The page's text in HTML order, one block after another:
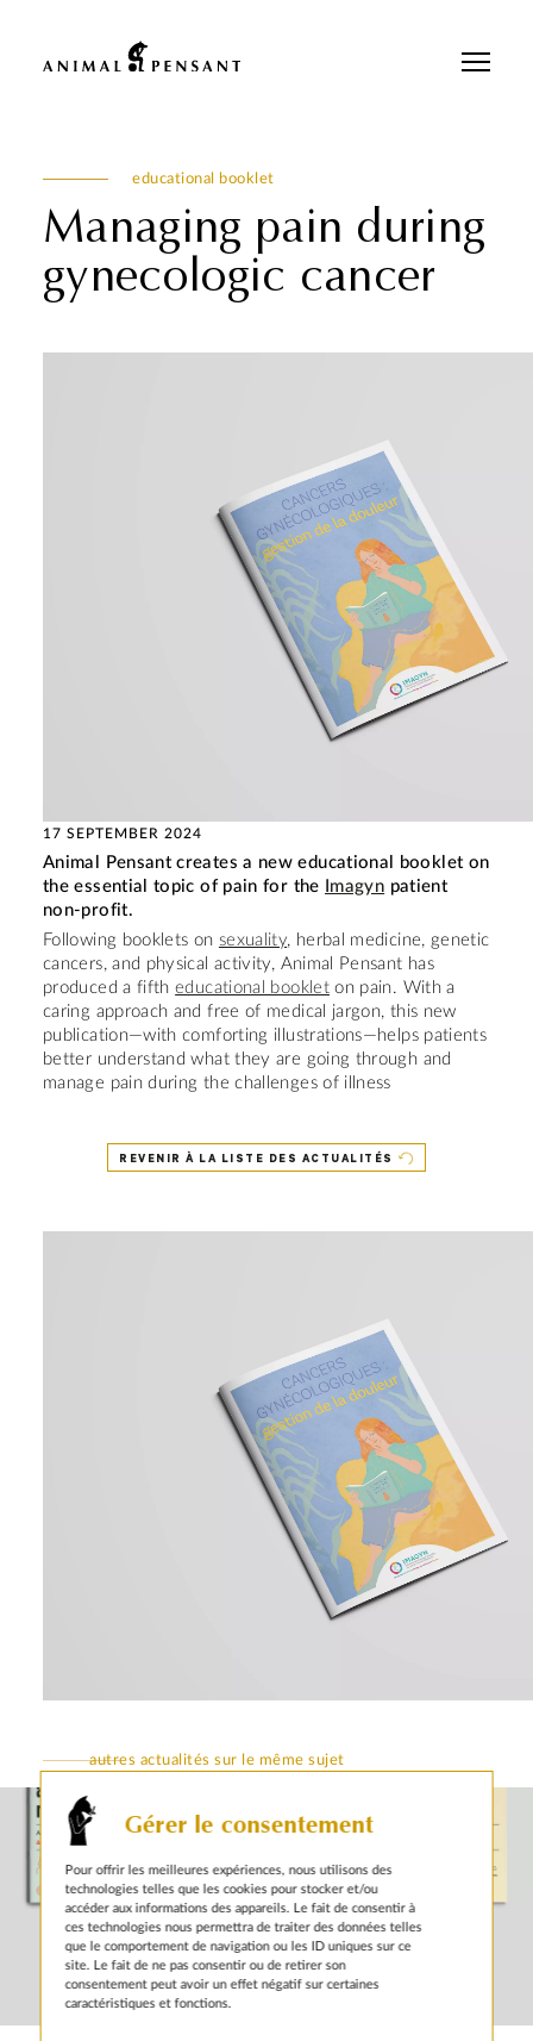
Gérer le consentement
Pour offrir les meilleures expériences, nous utilisons des
technologies telles que les cookies pour stocker et/ou
accéder aux informations des appareils. Le fait de consentir à
ces technologies nous permettra de traiter des données telles
que le comportement de navigation ou les ID uniques sur ce
site. Le fait de ne pas consentir ou de retirer son
consentement peut avoir un effet négatif sur certaines
caractéristiques et fonctions.
educational booklet
Managing pain during
gynecologic cancer
17 SEPTEMBER 2024
Animal Pensant creates a new educational booklet on
the essential topic of pain for the
Imagyn patient
non-profit.
Following booklets on sexuality, herbal medicine, genetic
cancers, and physical activity, Animal Pensant has
produced a fiftheducational bookleton pain. With a
caring approach and free of medical jargon, this new
publication—with comforting illustrations—helps patients
better understand what they are going through and
manage pain during the challenges of illness
REVENIR À LA LISTE DES ACTUALITÉS
autres actualités sur le même sujet